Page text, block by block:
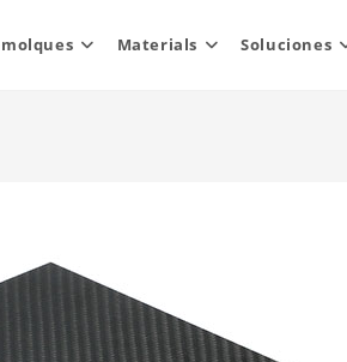
Materials Soluciones